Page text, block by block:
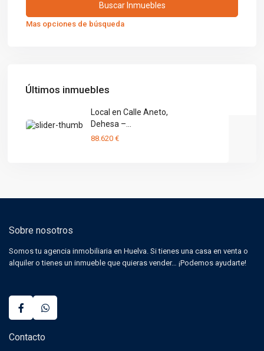
Mas opciones de búsqueda
Últimos inmuebles
Local en Calle Aneto,
Dehesa –...
88.620 €
Sobre nosotros
Somos tu agencia inmobiliaria en Huelva. Si tienes una casa en venta o
alquiler o tienes un inmueble que quieras vender… ¡Podemos ayudarte!
Contacto